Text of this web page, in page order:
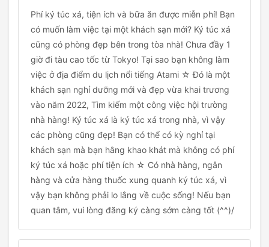
Phí ký túc xá, tiện ích và bữa ăn được miễn phí! Bạn
có muốn làm việc tại một khách sạn mới? Ký túc xá
cũng có phòng đẹp bên trong tòa nhà! Chưa đầy 1
giờ đi tàu cao tốc từ Tokyo! Tại sao bạn không làm
việc ở địa điểm du lịch nổi tiếng Atami ☆ Đó là một
khách sạn nghỉ dưỡng mới và đẹp vừa khai trương
vào năm 2022, Tìm kiếm một công việc hội trường
nhà hàng! Ký túc xá là ký túc xá trong nhà, vì vậy
các phòng cũng đẹp! Bạn có thể có kỳ nghỉ tại
khách sạn mà bạn hằng khao khát mà không có phí
ký túc xá hoặc phí tiện ích ☆ Có nhà hàng, ngân
hàng và cửa hàng thuốc xung quanh ký túc xá, vì
vậy bạn không phải lo lắng về cuộc sống! Nếu bạn
quan tâm, vui lòng đăng ký càng sớm càng tốt (^^)/